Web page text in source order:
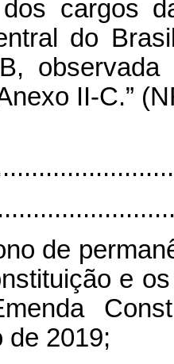
cargos
do
II-C.”
de
e
de 2019;